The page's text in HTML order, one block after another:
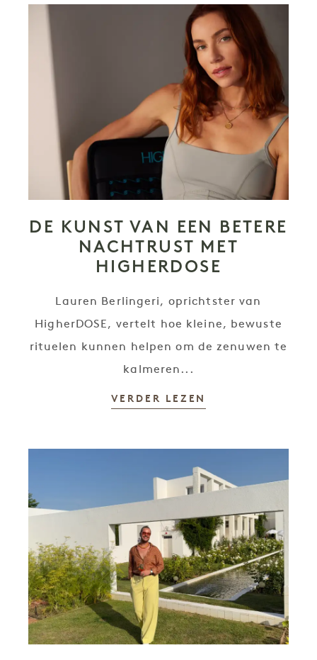
DE KUNST VAN EEN BETERE
NACHTRUST MET
HIGHERDOSE
Lauren Berlingeri, oprichtster van
HigherDOSE, vertelt hoe kleine, bewuste
rituelen kunnen helpen om de zenuwen te
kalmeren...
VERDER LEZEN